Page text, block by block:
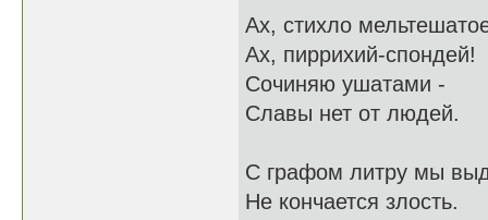
Ах, стихло
Ах, пиррихий-спондей!
Сочиняю ушатами -
Славы нет от людей.
С графом литру мы
Не кончается злость.